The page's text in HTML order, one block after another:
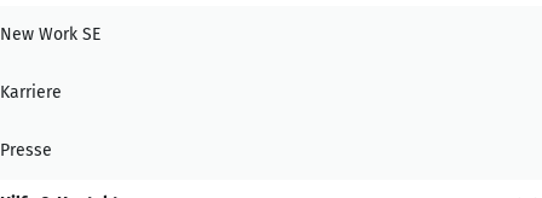
New Work SE
Karriere
Presse